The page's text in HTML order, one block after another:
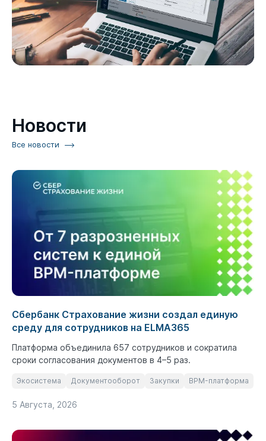
Новости
Все новости
Сбербанк Страхование жизни создал единую
среду для сотрудников на ELMA365
Платформа объединила 657 сотрудников и сократила
сроки согласования документов в 4–5 раз.
Экосистема Документооборот Закупки BPM-платформа
5 Августа, 2026